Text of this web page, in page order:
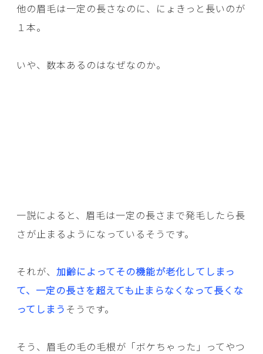
他の眉毛は一定の長さなのに、にょきっと長いのが
１本。
いや、数本あるのはなぜなのか。
一説によると、眉毛は一定の長さまで発毛したら長
さが止まるようになっているそうです。
それが、 加齢によってその機能が老化してしまっ
て、一定の長さを超えても止まらなくなって長くな
ってしまう そうです。
そう、眉毛の毛の毛根が「ボケちゃった」ってやつ